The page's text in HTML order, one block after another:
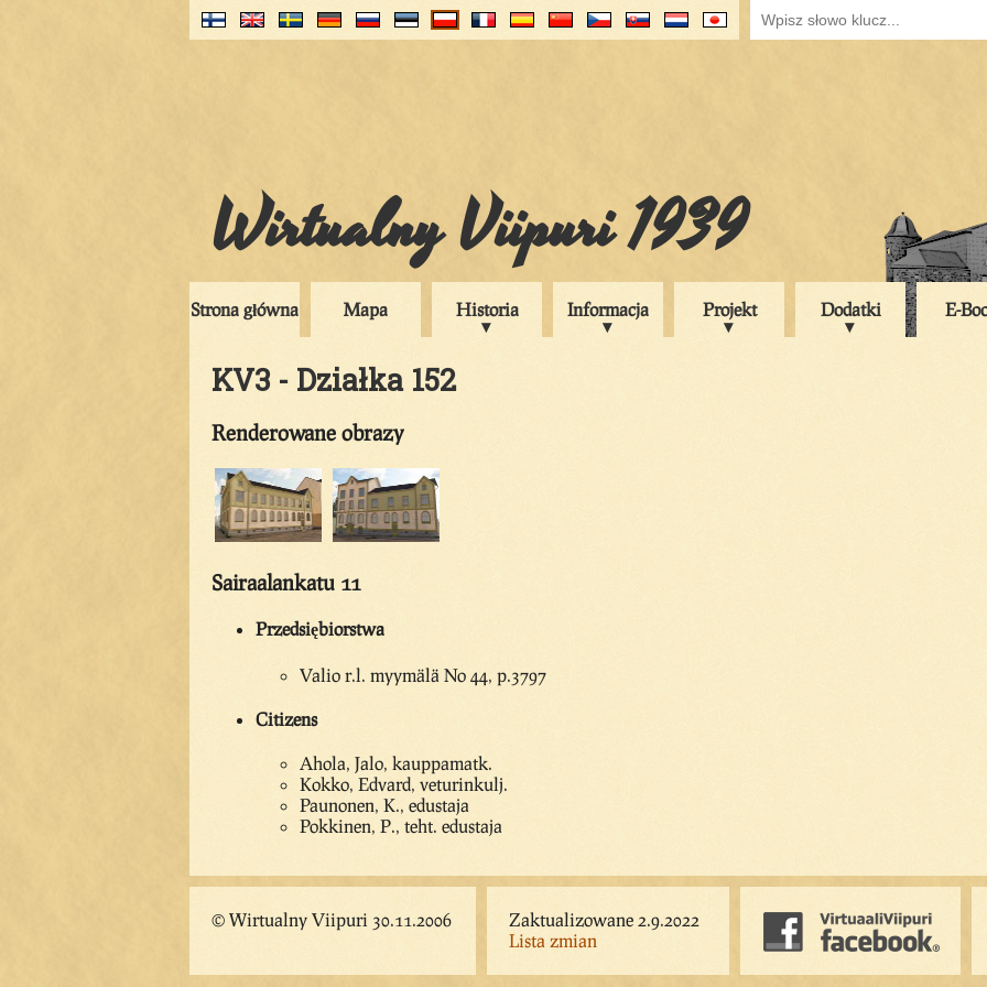
Wirtualny Viipuri 1939
Strona główna Mapa Historia Informacja Projekt Dodatki E-
KV3 - Działka 152
Renderowane obrazy
Sairaalankatu 11
Przedsiębiorstwa
Valio r.l. myymälä No 44, p.3797
Citizens
Ahola, Jalo, kauppamatk.
Kokko, Edvard, veturinkulj.
Paunonen, K., edustaja
Pokkinen, P., teht. edustaja
© Wirtualny Viipuri 30.11.2006
Zaktualizowane 2.9.2022
Lista zmian